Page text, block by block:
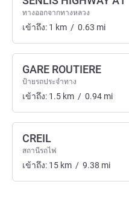
ทางออกจากทางหลวง
เข้าถึง: 1 km / 0.63 mi
GARE ROUTIERE
ป้ายรถประจำทาง
เข้าถึง: 1.5 km / 0.94 mi
CREIL
สถานีรถไฟ
เข้าถึง: 15 km / 9.38 mi